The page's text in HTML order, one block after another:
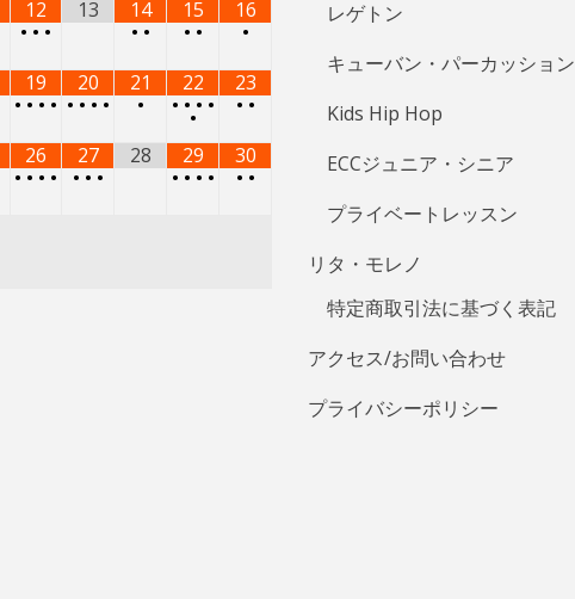
12
•••
13
14
••
15
••
16
•
19
••••
20
••••
21
•
22
••••
•
23
••
26
••••
27
•••
28
29
••••
30
••
レゲトン
キューバン・パーカッション
Kids Hip Hop
ECCジュニア・シニア
プライベートレッスン
リタ・モレノ
特定商取引法に基づく表記
アクセス/お問い合わせ
プライバシーポリシー